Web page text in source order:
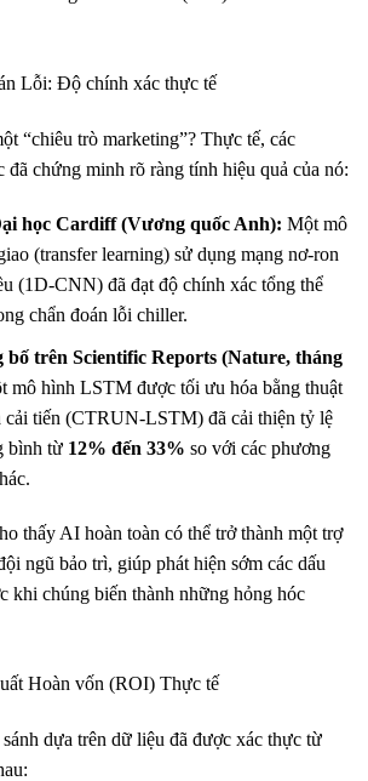
Lỗi: Độ chính xác thực tế
“chiêu trò marketing”? Thực tế, các
đã chứng minh rõ ràng tính hiệu quả của nó:
học Cardiff (Vương quốc Anh): Một mô
(transfer learning) sử dụng mạng nơ-ron
(1D-CNN) đã đạt độ chính xác tổng thể
chẩn đoán lỗi chiller.
bố trên Scientific Reports (Nature, tháng
mô hình LSTM được tối ưu hóa bằng thuật
cải tiến (CTRUN-LSTM) đã cải thiện tỷ lệ
bình từ 12% đến 33% so với các phương
thấy AI hoàn toàn có thể trở thành một trợ
ngũ bảo trì, giúp phát hiện sớm các dấu
khi chúng biến thành những hỏng hóc
Hoàn vốn (ROI) Thực tế
dựa trên dữ liệu đã được xác thực từ